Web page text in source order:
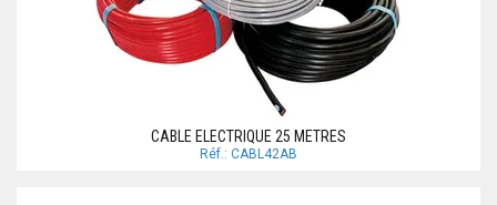
CABLE ELECTRIQUE 25 METRES
Réf.: CABL42AB